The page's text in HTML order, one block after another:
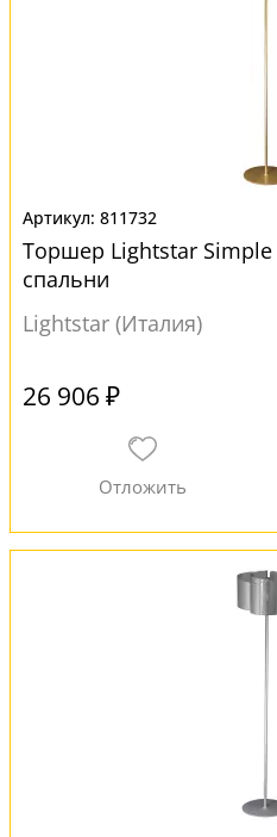
811732
Торшер Lightstar Simple
спальни
Lightstar (Италия)
26 906 ₽